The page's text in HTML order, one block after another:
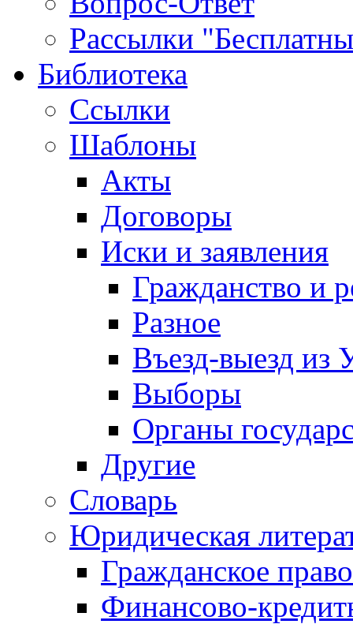
Рассылки
Библиотека
Ссылки
Шаблоны
Акты
Договоры
Иски и заявления
Гражданство и
Разное
Въезд-выезд из
Выборы
Органы
Другие
Словарь
Юридическая
Гражданское право
Финансово-